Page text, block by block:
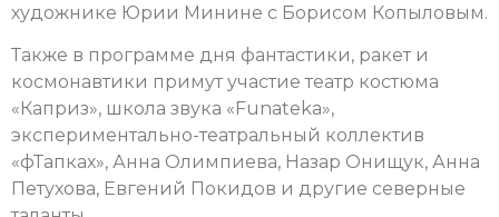
художнике Юрии Минине с Борисом Копыловым.
Также в программе дня фантастики, ракет и
космонавтики примут участие театр костюма
«Каприз», школа звука «Funateka»,
экспериментально-театральный коллектив
«фТапках», Анна Олимпиева, Назар Онищук, Анна
Петухова, Евгений Покидов и другие северные